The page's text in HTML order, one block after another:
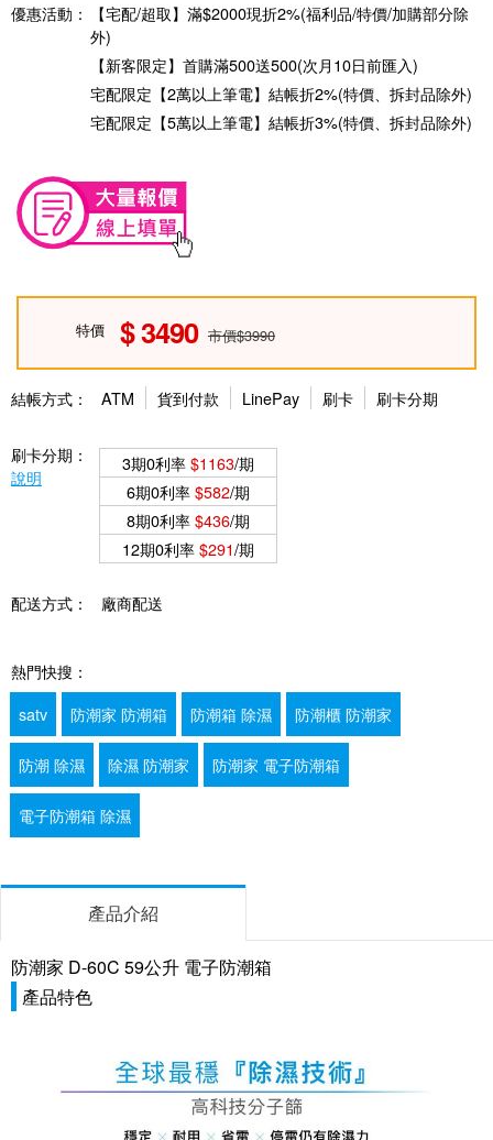
優惠活動：
【宅配/超取】滿$2000現折2%(福利品/特價/加購部分除
外)
【新客限定】首購滿500送500(次月10日前匯入)
宅配限定【2萬以上筆電】結帳折2%(特價、拆封品除外)
宅配限定【5萬以上筆電】結帳折3%(特價、拆封品除外)
特價 3490 市價$3990
結帳方式： ATM 貨到付款 LinePay 刷卡 刷卡分期
刷卡分期：
說明
3期0利率$1163/期
6期0利率$582/期
8期0利率$436/期
12期0利率$291/期
配送方式： 廠商配送
熱門快搜：
satv
防潮家 防潮箱 防潮箱 除濕 防潮櫃 防潮家
防潮 除濕 除濕 防潮家 防潮家 電子防潮箱
電子防潮箱 除濕
產品介紹
防潮家 D-60C 59公升 電子防潮箱
產品特色